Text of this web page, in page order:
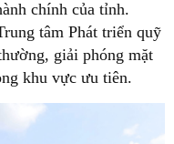
chính của tỉnh.
tâm Phát triển quỹ
giải phóng mặt
khu vực ưu tiên .